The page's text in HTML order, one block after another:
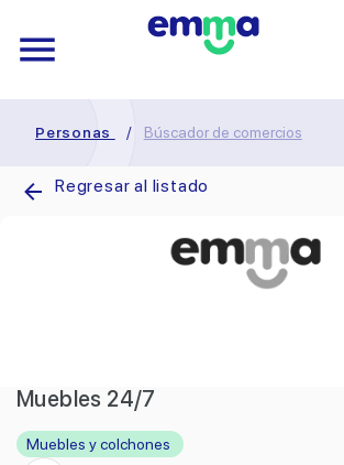
Personas / Búscador de comercios
Regresar al listado
Muebles 24/7
Muebles y colchones